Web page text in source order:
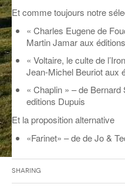
NOS ANCIENS
SONORIK
THEME FORCE
ZIRCONIUM
Et comme toujours notre
« Charles Eugene de
Martin Jamar aux
« Voltaire, le culte de
Jean-Michel Beuriot aux
« Chaplin » – de
editions Dupuis
Et la proposition alternative
«Farinet» – de de Jo &
Sharing